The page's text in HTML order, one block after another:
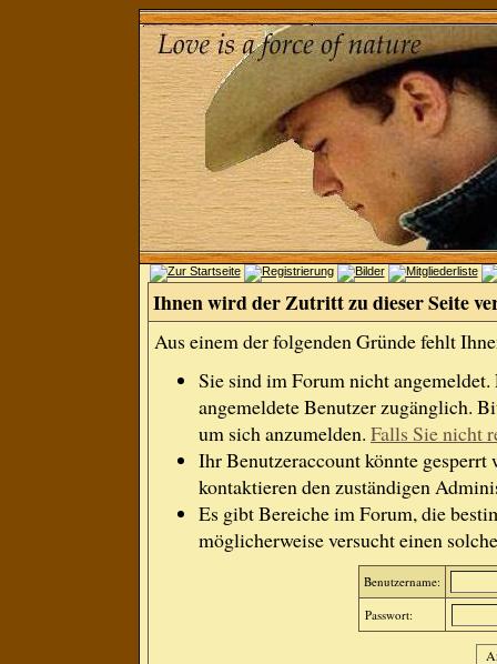
Ihnen wird der Zutritt zu dieser Seite
Aus einem der folgenden Gründe fehlt
Sie sind im Forum nicht
angemeldete Benutzer zugänglich.
um sich anzumelden. Falls Sie nicht
Ihr Benutzeraccount könnte gesperrt
kontaktieren den zuständigen
Es gibt Bereiche im Forum, die
möglicherweise versucht einen
Benutzername:
Passwort: